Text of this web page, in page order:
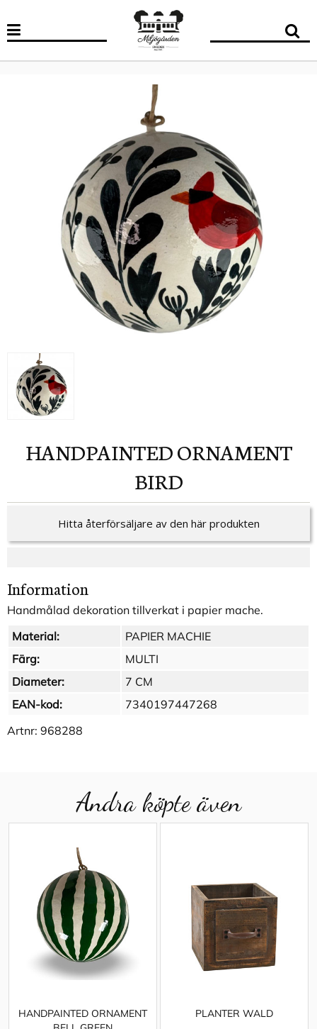
HANDPAINTED ORNAMENT
BIRD
Hitta återförsäljare av den här produkten
Information
Handmålad dekoration tillverkat i papier mache.
Material:
PAPIER MACHIE
Färg:
MULTI
Diameter:
7 CM
EAN-kod:
7340197447268
Artnr: 968288
Andra köpte även
HANDPAINTED ORNAMENT
PLANTER WALD